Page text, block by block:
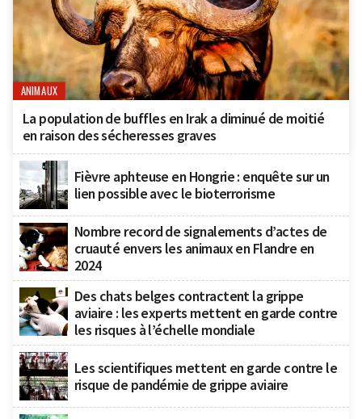
ANIMAUX
La population de buffles en Irak a diminué de moitié
en raison des sécheresses graves
Fièvre aphteuse en Hongrie : enquête sur un
lien possible avec le bioterrorisme
Nombre record de signalements d’actes de
cruauté envers les animaux en Flandre en
2024
Des chats belges contractent la grippe
aviaire : les experts mettent en garde contre
les risques à l’échelle mondiale
Les scientifiques mettent en garde contre le
risque de pandémie de grippe aviaire